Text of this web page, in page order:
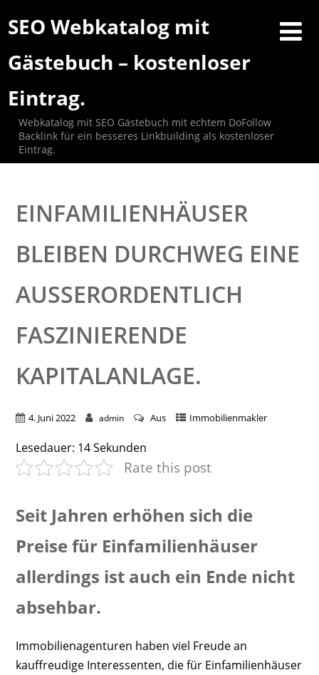
SEO Webkatalog mit
Gästebuch – kostenloser
Eintrag.
Webkatalog mit SEO Gästebuch mit echtem DoFollow
Backlink für ein besseres Linkbuilding als kostenloser
Eintrag.
EINFAMILIENHÄUSER
BLEIBEN DURCHWEG EINE
AUSSERORDENTLICH F
ASZINIERENDE K
APITALANLAGE.
4. Juni 2022 admin Aus Immobilienmakler
Lesedauer: 14Sekunden
Rate this post
Seit Jahren erhöhen sich die
Preise für Einfamilienhäuser
allerdings ist auch ein Ende nicht
absehbar.
Immobilienagenturen haben viel Freude an
kauffreudige Interessenten, die für Einfamilienhäuser